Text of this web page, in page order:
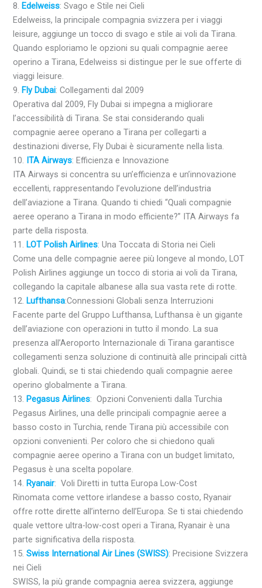
8.Edelweiss: Svago e Stile nei Cieli
Edelweiss, la principale compagnia svizzera per i viaggi
leisure, aggiunge un tocco di svago e stile ai voli da Tirana.
Quando esploriamo le opzioni su quali compagnie aeree
operino a Tirana, Edelweiss si distingue per le sue offerte di
viaggi leisure.
9.Fly Dubai: Collegamenti dal 2009
Operativa dal 2009, Fly Dubai si impegna a migliorare
l’accessibilità di Tirana. Se stai considerando quali
compagnie aeree operano a Tirana per collegarti a
destinazioni diverse, Fly Dubai è sicuramente nella lista.
10. ITA Airways: Efficienza e Innovazione
ITA Airways si concentra su un’efficienza e un’innovazione
eccellenti, rappresentando l’evoluzione dell’industria
dell’aviazione a Tirana. Quando ti chiedi “Quali compagnie
aeree operano a Tirana in modo efficiente?” ITA Airways fa
parte della risposta.
11.LOT Polish Airlines: Una Toccata di Storia nei Cieli
Come una delle compagnie aeree più longeve al mondo, LOT
Polish Airlines aggiunge un tocco di storia ai voli da Tirana,
collegando la capitale albanese alla sua vasta rete di rotte.
12.Lufthansa:Connessioni Globali senza Interruzioni
Facente parte del Gruppo Lufthansa, Lufthansa è un gigante
dell’aviazione con operazioni in tutto il mondo. La sua
presenza all’Aeroporto Internazionale di Tirana garantisce
collegamenti senza soluzione di continuità alle principali città
globali. Quindi, se ti stai chiedendo quali compagnie aeree
operino globalmente a Tirana.
13.Pegasus Airlines: Opzioni Convenienti dalla Turchia
Pegasus Airlines, una delle principali compagnie aeree a
basso costo in Turchia, rende Tirana più accessibile con
opzioni convenienti. Per coloro che si chiedono quali
compagnie aeree operino a Tirana con un budget limitato,
Pegasus è una scelta popolare.
14.Ryanair: Voli Diretti in tutta Europa Low-Cost
Rinomata come vettore irlandese a basso costo, Ryanair
offre rotte dirette all’interno dell’Europa. Se ti stai chiedendo
quale vettore ultra-low-cost operi a Tirana, Ryanair è una
parte significativa della risposta.
15.Swiss International Air Lines (SWISS): Precisione Svizzera
nei Cieli
SWISS, la più grande compagnia aerea svizzera, aggiunge